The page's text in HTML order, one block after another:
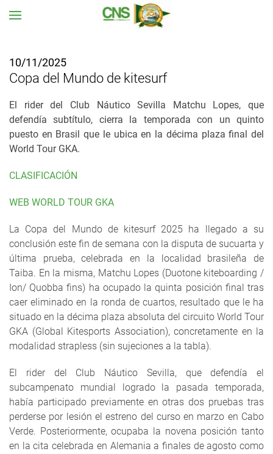
10/11/2025
Copa del Mundo de kitesurf
El rider del Club Náutico Sevilla Matchu Lopes, que
defendía subtítulo, cierra la temporada con un quinto
puesto en Brasil que le ubica en la décima plaza final del
World Tour GKA.
CLASIFICACIÓN
WEB WORLD TOUR GKA
La Copa del Mundo de kitesurf 2025 ha llegado a su
conclusión este fin de semana con la disputa de sucuarta y
última prueba, celebrada en la localidad brasileña de
Taiba. En la misma, Matchu Lopes (Duotone kiteboarding /
Ion/ Quobba fins) ha ocupado la quinta posición final tras
caer eliminado en la ronda de cuartos, resultado que le ha
situado en la décima plaza absoluta del circuito World Tour
GKA (Global Kitesports Association), concretamente en la
modalidad strapless (sin sujeciones a la tabla).
El rider del Club Náutico Sevilla, que defendía el
subcampenato mundial logrado la pasada temporada,
había participado previamente en otras dos pruebas tras
perderse por lesión el estreno del curso en marzo en Cabo
Verde. Posteriormente, ocupaba la novena posición tanto
en la cita celebrada en Alemania a finales de agosto como